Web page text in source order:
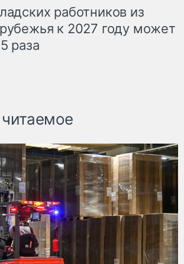
работников из
к 2027 году может
раза